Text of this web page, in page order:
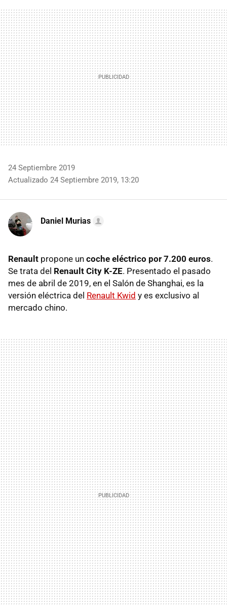
MAIL
24 Septiembre 2019
Actualizado 24 Septiembre 2019, 13:20
Daniel Murias
Renault propone un coche eléctrico por 7.200 euros.
Se trata del Renault City K-ZE. Presentado el pasado
mes de abril de 2019, en el Salón de Shanghai, es la
versión eléctrica del Renault Kwid y es exclusivo al
mercado chino.